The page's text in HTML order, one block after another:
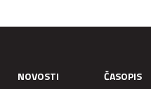
NOVOSTI ČASOPIS